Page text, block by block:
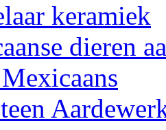
keramiek
dieren